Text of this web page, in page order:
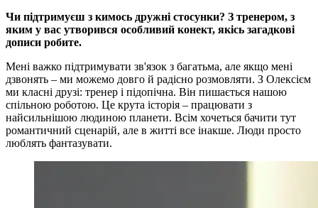
Чи підтримуєш з кимось дружні стосунки? З тренером, з
яким у вас утворився особливий конект, якісь загадкові
дописи робите.
Мені важко підтримувати зв'язок з багатьма, але якщо мені
дзвонять – ми можемо довго й радісно розмовляти. З Олексієм
ми класні друзі: тренер і підопічна. Він пишається нашою
спільною роботою. Це крута історія – працювати з
найсильнішою людиною планети. Всім хочеться бачити тут
романтичний сценарій, але в житті все інакше. Люди просто
люблять фантазувати.